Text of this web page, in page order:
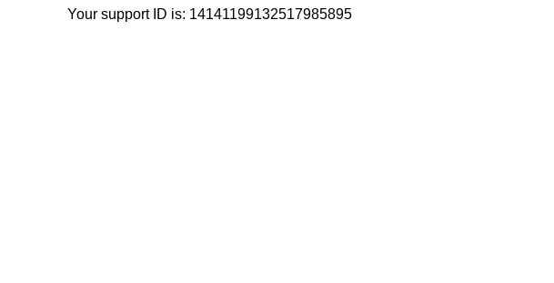
Your support ID is: 14141199132517985895